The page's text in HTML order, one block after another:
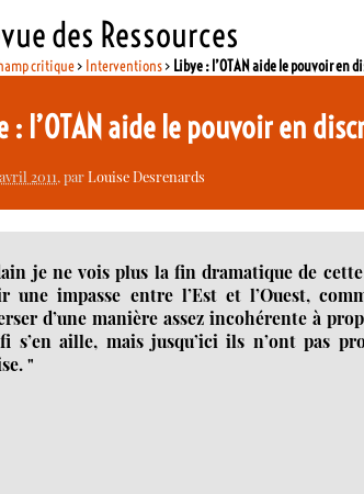
des Ressources
critique> Interventions> Libye : l’OTAN aide le pouvoir
: l’OTAN aide le pouvoir en
2011, parLouise Desrenards
je ne vois plus la fin dramatique de
une impasse entre l’Est et l’Ouest,
d’une manière assez incohérente à
s’en aille, mais jusqu’ici ils n’ont pas
"